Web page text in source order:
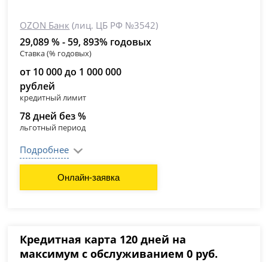
OZON Банк (лиц. ЦБ РФ №3542)
29,089 % - 59, 893% годовых
Ставка (% годовых)
от 10 000 до 1 000 000
рублей
кредитный лимит
78 дней без %
льготный период
Подробнее
Онлайн-заявка
Кредитная карта 120 дней на
максимум с обслуживанием 0 руб.